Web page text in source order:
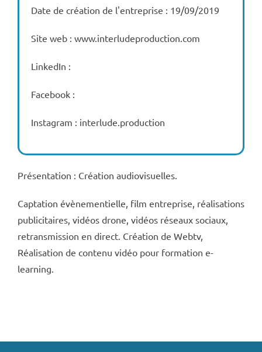
Date de création de l'entreprise : 19/09/2019
Site web : www.interludeproduction.com
LinkedIn :
Facebook :
Instagram : interlude.production
Présentation : Création audiovisuelles.
Captation évènementielle, film entreprise, réalisations
publicitaires, vidéos drone, vidéos réseaux sociaux,
retransmission en direct. Création de Webtv,
Réalisation de contenu vidéo pour formation e-
learning.